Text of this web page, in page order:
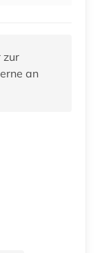
zur
an